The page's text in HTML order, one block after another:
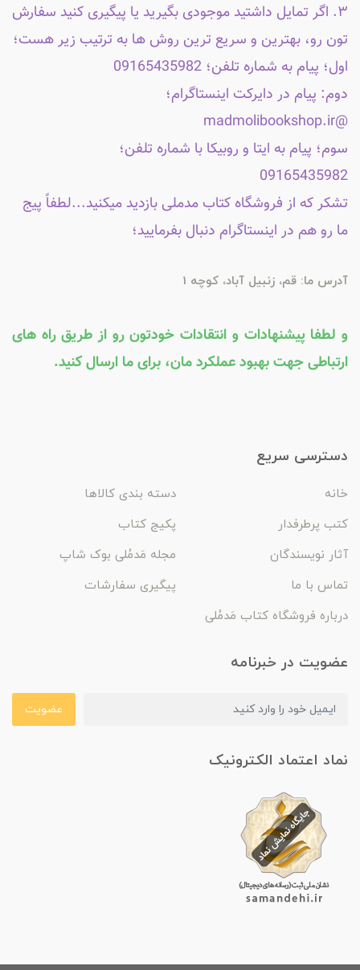
۳. اگر تمایل داشتید موجودی بگیرید یا پیگیری کنید سفارش
تون رو، بهترین و سریع ترین روش ها به ترتیب زیر هست؛
اول؛ پیام به شماره تلفن؛ 09165435982
دوم: پیام در دایرکت اینستاگرام؛
@madmolibookshop.ir
سوم؛ پیام به ایتا و روبیکا با شماره تلفن؛
09165435982
تشکر که از فروشگاه کتاب مدملی بازدید میکنید...لطفاً پیج
ما رو هم در اینستاگرام دنبال بفرمایید؛
آدرس ما: قم، زنبیل آباد، کوچه 1
و لطفا پیشنهادات و انتقادات خودتون رو از طریق راه های
ارتباطی جهت بهبود عملکرد مان، برای ما ارسال کنید.
دسترسی سریع
خانه
دسته بندی کالاها
کتب پرطرفدار
پکیج کتاب
آثار نویسندگان
مجله مَدمُلی بوک شاپ
تماس با ما
پیگیری سفارشات
درباره فروشگاه کتاب مَدمُلی
عضویت در خبرنامه
عضویت
نماد اعتماد الکترونیک